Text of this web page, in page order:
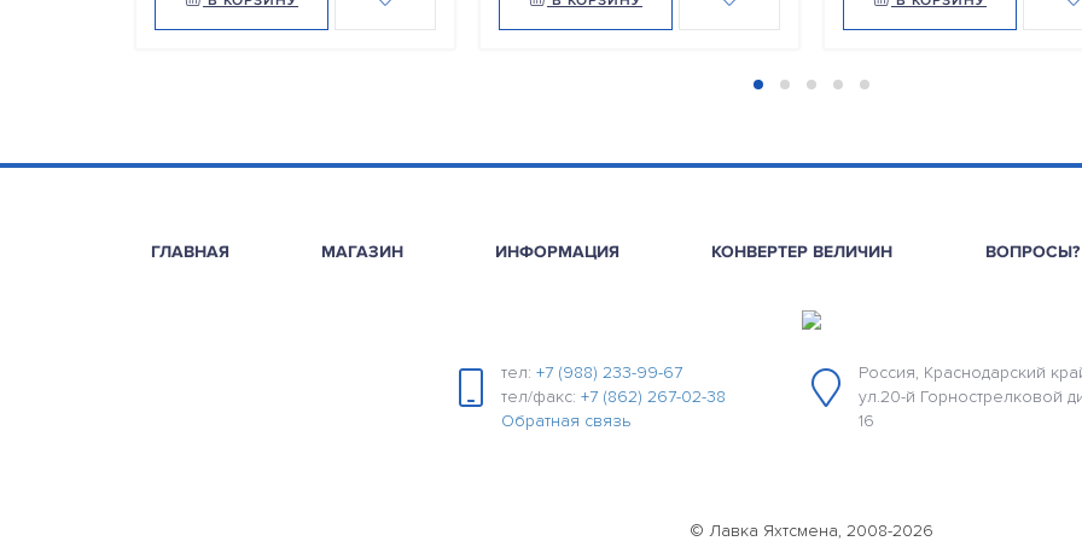
ГЛАВНАЯ МАГАЗИН ИНФОРМАЦИЯ КОНВЕРТЕР ВЕЛИЧИН ВОПРОСЫ?
тел: +7 (988) 233-99-67
тел/факс: +7 (862) 267-02-38
Обратная связь
Россия, Краснодарский
ул.20-й Горнострелковой
16
© Лавка Яхтсмена, 2008-2026